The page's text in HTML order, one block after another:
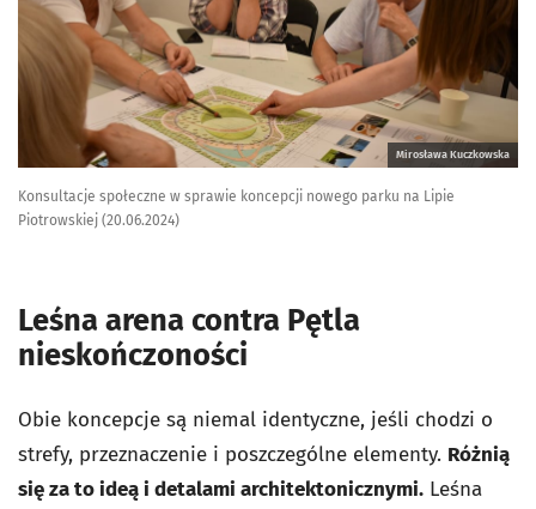
Mirosława Kuczkowska
Konsultacje społeczne w sprawie koncepcji nowego parku na Lipie
Piotrowskiej (20.06.2024)
Leśna arena contra Pętla
nieskończoności
Obie koncepcje są niemal identyczne, jeśli chodzi o
strefy, przeznaczenie i poszczególne elementy. Różnią
się za to ideą i detalami architektonicznymi. Leśna